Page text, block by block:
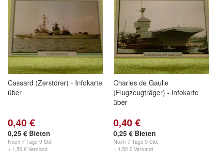
Cassard (Zerstörer) - Infokarte
über
0,40 €
0,25 € Bieten
Noch7 Tage 9 Std.
+ 1,50 € Versand
Charles de Gaulle
(Flugzeugträger) - Infokarte
über
0,40 €
0,25 € Bieten
Noch7 Tage 9 Std.
+ 1,50 € Versand